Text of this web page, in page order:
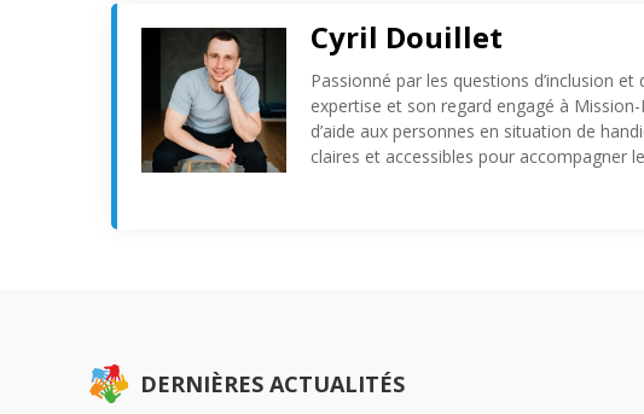
Cyril Douillet
Passionné par les questions d’inclusion
expertise et son regard engagé à
d’aide aux personnes en situation de
claires et accessibles pour accompagner
DERNIÈRES ACTUALITÉS